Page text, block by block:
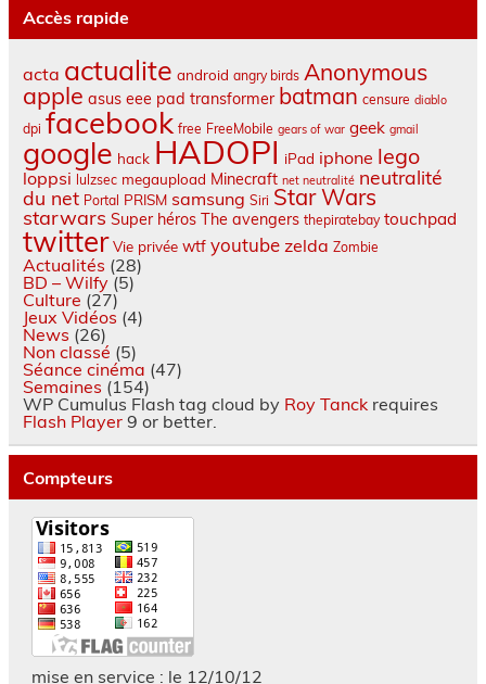
Accès rapide
acta actualite android angry birds Anonymous
apple asus eee pad transformer batman censure diablo
dpi facebook free FreeMobile gears of war geek gmail
google hack HADOPI iPad iphone lego
loppsi lulzsec megaupload Minecraft net neutralité neutralité
du net Portal PRISM samsung Siri Star Wars
starwars Super héros The avengers thepiratebay touchpad
twitter Vie privée wtf youtube zelda Zombie
Actualités (28)
BD – Wilfy(5)
Culture (27)
Jeux Vidéos (4)
News (26)
Non classé (5)
Séance cinéma (47)
Semaines (154)
WP Cumulus Flash tag cloud by Roy Tanckrequires
Flash Player9 or better.
Compteurs
mise en service : le 12/10/12